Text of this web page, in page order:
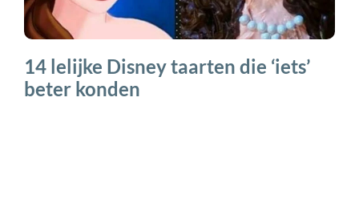
14 lelijke Disney taarten die ‘iets’
beter konden